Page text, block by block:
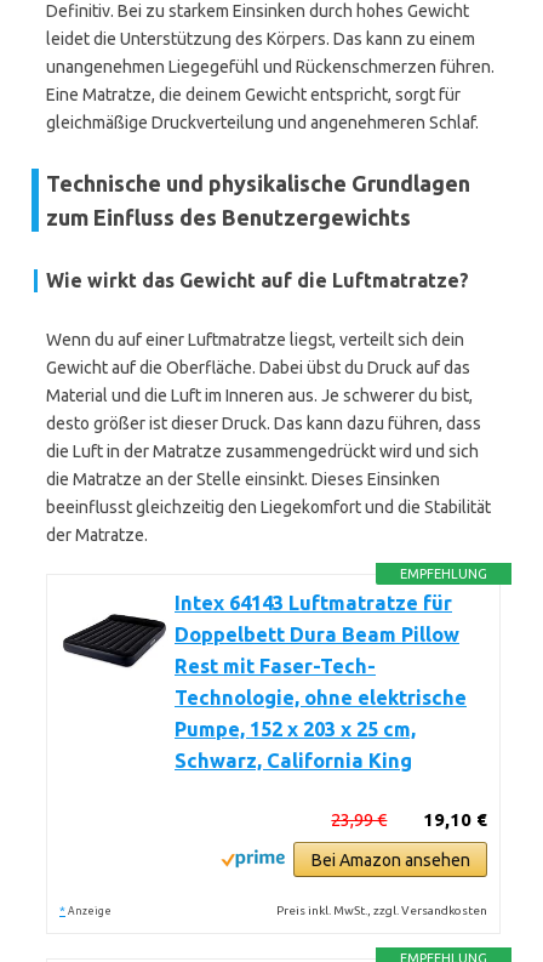
Definitiv. Bei zu starkem Einsinken durch hohes Gewicht
leidet die Unterstützung des Körpers. Das kann zu einem
unangenehmen Liegegefühl und Rückenschmerzen führen.
Eine Matratze, die deinem Gewicht entspricht, sorgt für
gleichmäßige Druckverteilung und angenehmeren Schlaf.
Technische und physikalische Grundlagen
zum Einfluss des Benutzergewichts
Wie wirkt das Gewicht auf die Luftmatratze?
Wenn du auf einer Luftmatratze liegst, verteilt sich dein
Gewicht auf die Oberfläche. Dabei übst du Druck auf das
Material und die Luft im Inneren aus. Je schwerer du bist,
desto größer ist dieser Druck. Das kann dazu führen, dass
die Luft in der Matratze zusammengedrückt wird und sich
die Matratze an der Stelle einsinkt. Dieses Einsinken
beeinflusst gleichzeitig den Liegekomfort und die Stabilität
der Matratze.
EMPFEHLUNG
Intex 64143 Luftmatratze für
Doppelbett Dura Beam Pillow
Rest mit Faser-Tech-
Technologie, ohne elektrische
Pumpe, 152 x 203 x 25 cm,
Schwarz, California King
19,10 €
23,99 €
Bei Amazon ansehen
* Anzeige Preis inkl. MwSt., zzgl. Versandkosten
EMPFEHLUNG